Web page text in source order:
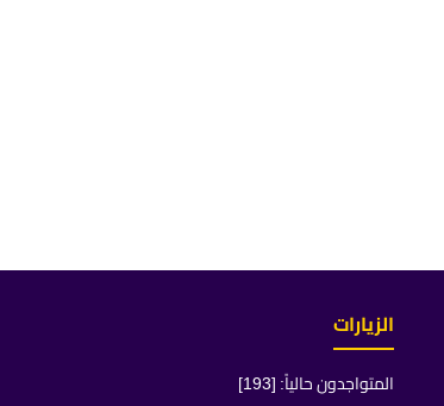
الزيارات
المتواجدون حالياً: [193]